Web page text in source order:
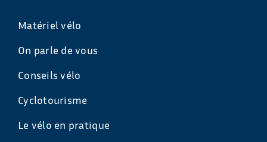
Matériel vélo
On parle de vous
Conseils vélo
Cyclotourisme
Le vélo en pratique